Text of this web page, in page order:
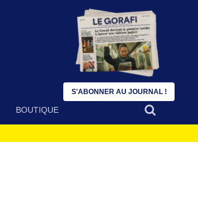
BOUTIQUE
S'ABONNER AU JOURNAL !